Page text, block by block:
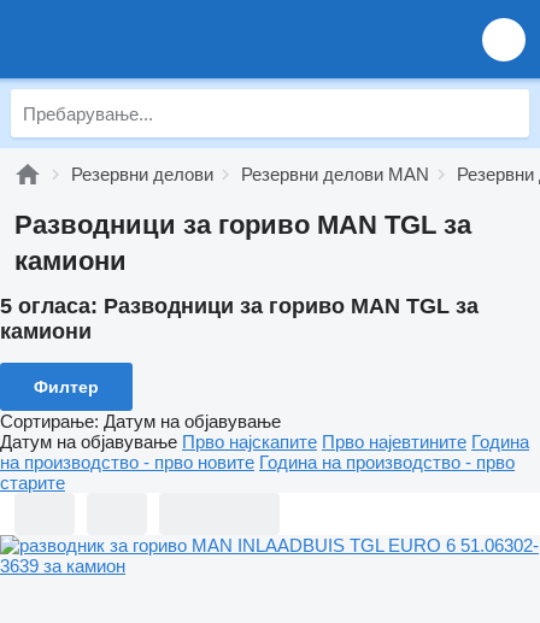
Резервни делови Резервни делови MAN
Разводници за гориво MAN TGL за
камиони
5 огласа: Разводници за гориво MAN TGL за
камиони
Филтер
Сортирање: Датум на објавување
Датум на објавување Прво најскапите Прво најевтините Година
на производство - прво новите Година на производство - прво
старите